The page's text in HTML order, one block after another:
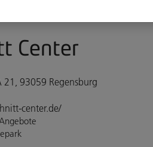
Center
21, 93059 Regensburg
center.de/